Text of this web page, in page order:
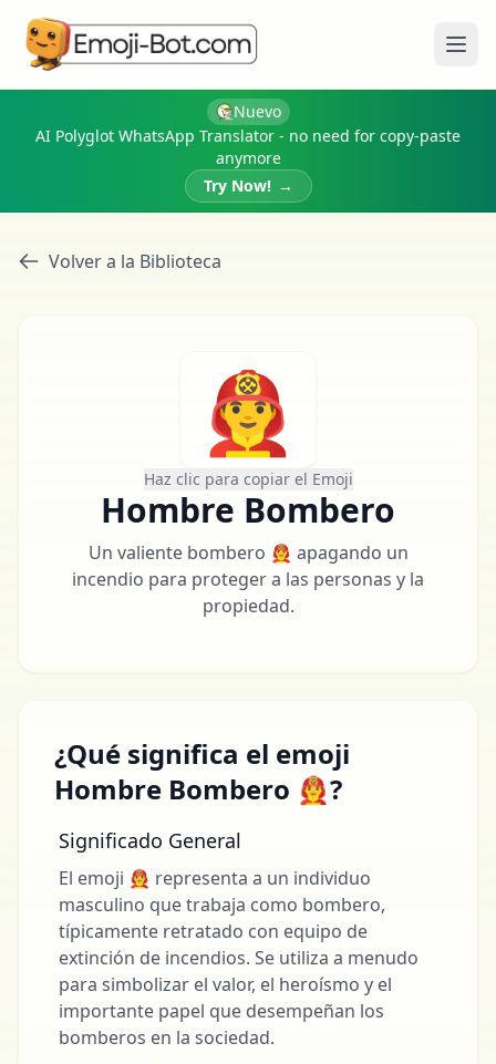
Nuevo
AI Polyglot WhatsApp Translator - no need for copy-paste
anymore
Try Now! →
Volver a la Biblioteca
👨‍🚒
Haz clic para copiar el Emoji
Hombre Bombero
Un valiente bombero 👨‍🚒 apagando un
incendio para proteger a las personas y la
propiedad.
¿Qué significa el emoji
Hombre Bombero 👨‍🚒?
Significado General
El emoji 👨‍🚒 representa a un individuo
masculino que trabaja como bombero,
típicamente retratado con equipo de
extinción de incendios. Se utiliza a menudo
para simbolizar el valor, el heroísmo y el
importante papel que desempeñan los
bomberos en la sociedad.